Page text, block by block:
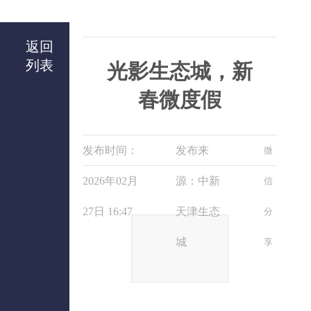
返回
列表
光影生态城，新
春微度假
发布时间：
2026年02月
27日 16:47
发布来
源：中新
天津生态
城
微
信
分
享